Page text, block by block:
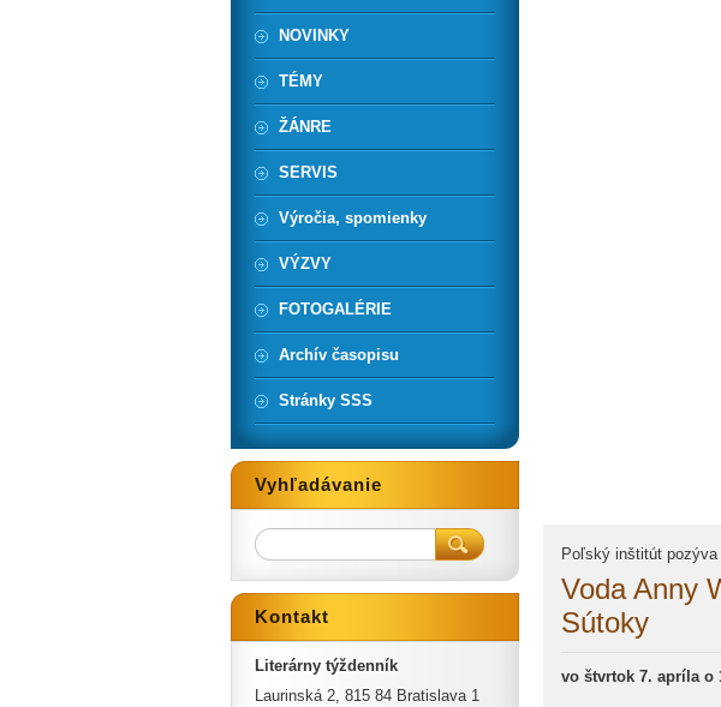
Poľský inštitút
Voda Anny
Sútoky
vo štvrtok 7. apríla o
NOVINKY
TÉMY
ŽÁNRE
SERVIS
Výročia, spomienky
VÝZVY
FOTOGALÉRIE
Archív časopisu
Stránky SSS
Vyhľadávanie
Kontakt
Literárny týždenník
Laurinská 2, 815 84 Bratislava 1